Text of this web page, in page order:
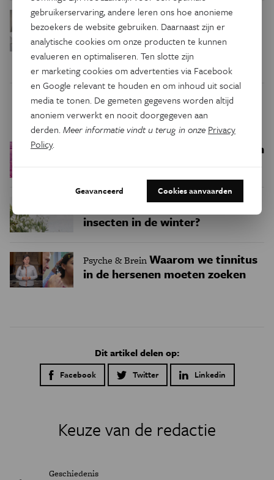
GeschiedenisDe vroege
middeleeuwen: toch niet zo
duister als we dachten
Trending
Een bakkerij op 400 miljoen
Natuur & MilieuWaar zijn
insecten in de winter?
Psyche & BreinWaarom we tinnitus
in de hersenen moeten zoeken
Dit artikel delen op:
Facebook Twitter Linkedin
Keuze van de redactie
Geschiedenis
gebruikerservaring, andere leren ons hoe anonieme
bezoekers de website gebruiken. Daarnaast zijn er
analytische cookies om onze producten te kunnen
evalueren en optimaliseren. Ten slotte zijn
er marketing cookies om advertenties via Facebook
en Google relevant te houden en om inhoud uit social
media te tonen. De gemeten gegevens worden altijd
anoniem verwerkt en nooit doorgegeven aan
derden.Meer informatie vindt u terug in onze Privacy
Policy.
Geavanceerd Cookies aanvaarden